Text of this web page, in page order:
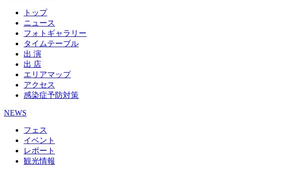
トップ
ニュース
フォトギャラリー
タイムテーブル
出 演
出 店
エリアマップ
アクセス
感染症予防対策
NEWS
フェス
イベント
レポート
観光情報